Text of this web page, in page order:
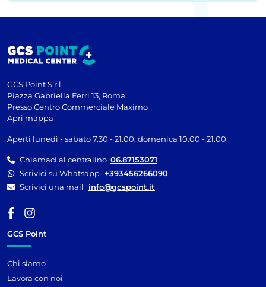
GCS Point S.r.l.
Piazza Gabriella Ferri 13, Roma
Presso Centro Commerciale Maximo
Apri mappa
Aperti lunedì - sabato 7.30 - 21.00; domenica 10.00 - 21.00
Chiamaci al centralino 06.87153071
Scrivici su Whatsapp +393456266090
Scrivici una mail
info@gcspoint.it
GCS Point
Chi siamo
Lavora con noi